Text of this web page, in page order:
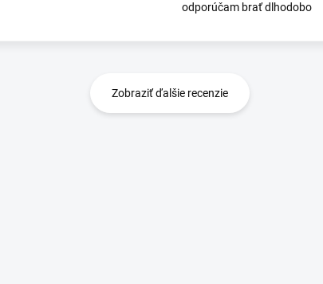
odporúčam brať dlhodobo
Zobraziť ďalšie recenzie